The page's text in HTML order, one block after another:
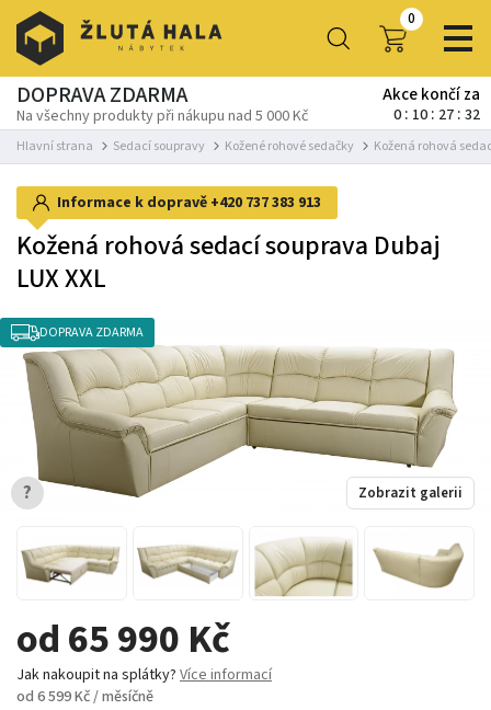
0
DOPRAVA ZDARMA
Na všechny produkty při nákupu nad 5 000 Kč
Akce končí za
0 10 27 32
Hlavní strana Sedací soupravy Kožené rohové sedačky Kožená rohová
od 65 990 Kč
Jak nakoupit na splátky? Více informací
od 6 599 Kč / měsíčně
Informace k dopravě +420 737 383 913
Kožená rohová sedací souprava Dubaj
LUX XXL
DOPRAVA ZDARMA
Zobrazit galerii
?